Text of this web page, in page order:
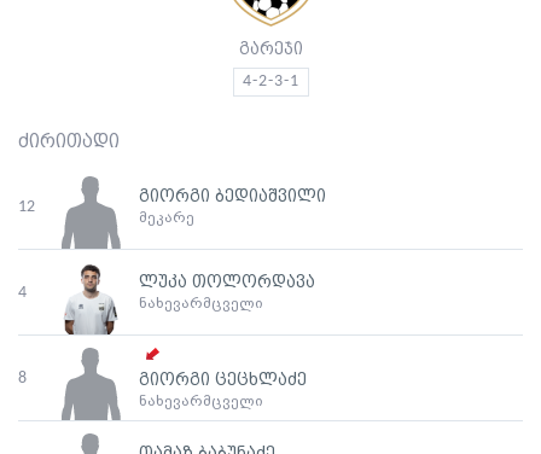
გარეჯი
4-2-3-1
ძირითადი
12
გიორგი ბედიაშვილი
მეკარე
4
ლუკა თოლორდავა
ნახევარმცველი
8 გიორგი ცეცხლაძე
ნახევარმცველი